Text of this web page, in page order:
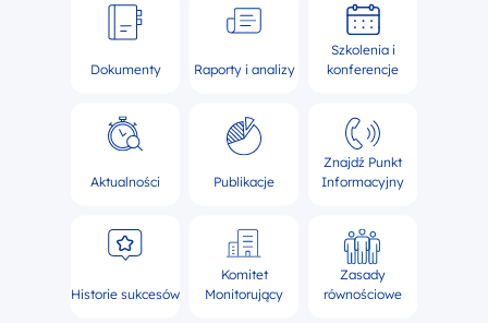
Dokumenty Raporty i analizy
Szkolenia i
konferencje
Aktualności Publikacje
Znajdź Punkt
Informacyjny
Historie sukcesów
Komitet
Monitorujący
Zasady
równościowe